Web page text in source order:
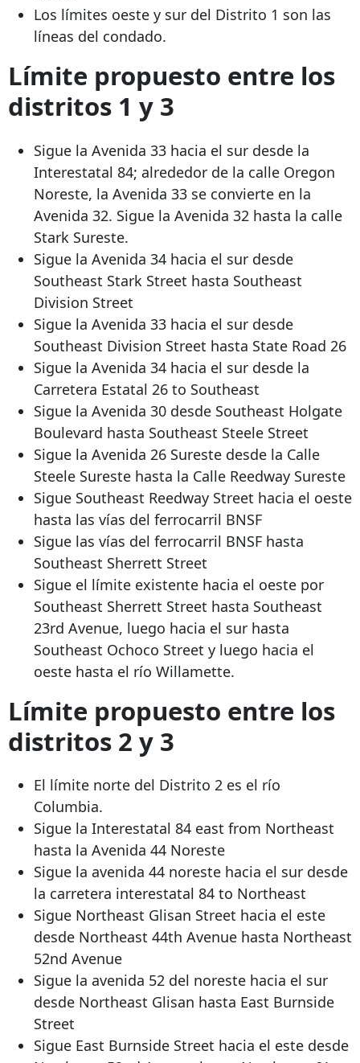
Los límites oeste y sur del Distrito 1 son las
líneas del condado.
Límite propuesto entre los
distritos 1 y 3
Sigue la Avenida 33 hacia el sur desde la
Interestatal 84; alrededor de la calle Oregon
Noreste, la Avenida 33 se convierte en la
Avenida 32. Sigue la Avenida 32 hasta la calle
Stark Sureste.
Sigue la Avenida 34 hacia el sur desde
Southeast Stark Street hasta Southeast
Division Street
Sigue la Avenida 33 hacia el sur desde
Southeast Division Street hasta State Road 26
Sigue la Avenida 34 hacia el sur desde la
Carretera Estatal 26 to Southeast
Sigue la Avenida 30 desde Southeast Holgate
Boulevard hasta Southeast Steele Street
Sigue la Avenida 26 Sureste desde la Calle
Steele Sureste hasta la Calle Reedway Sureste
Sigue Southeast Reedway Street hacia el oeste
hasta las vías del ferrocarril BNSF
Sigue las vías del ferrocarril BNSF hasta
Southeast Sherrett Street
Sigue el límite existente hacia el oeste por
Southeast Sherrett Street hasta Southeast
23rd Avenue, luego hacia el sur hasta
Southeast Ochoco Street y luego hacia el
oeste hasta el río Willamette.
Límite propuesto entre los
distritos 2 y 3
El límite norte del Distrito 2 es el río
Columbia.
Sigue la Interestatal 84 east from Northeast
hasta la Avenida 44 Noreste
Sigue la avenida 44 noreste hacia el sur desde
la carretera interestatal 84 to Northeast
Sigue Northeast Glisan Street hacia el este
desde Northeast 44th Avenue hasta Northeast
52nd Avenue
Sigue la avenida 52 del noreste hacia el sur
desde Northeast Glisan hasta East Burnside
Street
Sigue East Burnside Street hacia el este desde